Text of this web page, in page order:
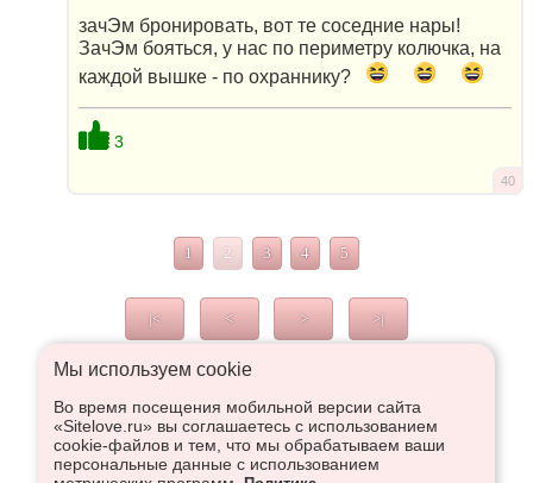
зачЭм бронировать, вот те соседние нары!
ЗачЭм бояться, у нас по периметру колючка, на
каждой вышке - по охраннику?
3
40
1 2 3 4 5
|< < > >|
Что высказаться в Рупор, необходимо войти или
зарегистрироваться:
Мы используем сookie
Во время посещения мобильной версии сайта
«Sitelove.ru» вы соглашаетесь с использованием
cookie-файлов и тем, что мы обрабатываем ваши
персональные данные с использованием